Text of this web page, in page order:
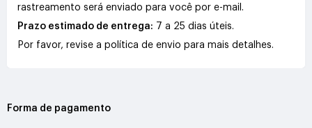
rastreamento será enviado para você por e-mail.
Prazo estimado de entrega: 7 a 25 dias úteis.
Por favor, revise a política de envio para mais detalhes.
Forma de pagamento